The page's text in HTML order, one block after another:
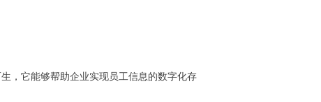
，它能够帮助企业实现员工信息的数字化存